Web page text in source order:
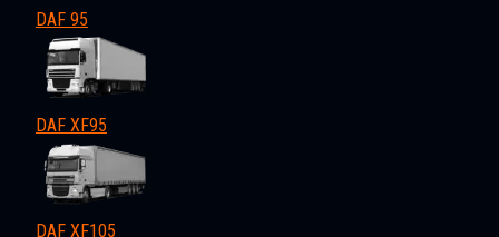
DAF 95
DAF XF95
DAF XF105